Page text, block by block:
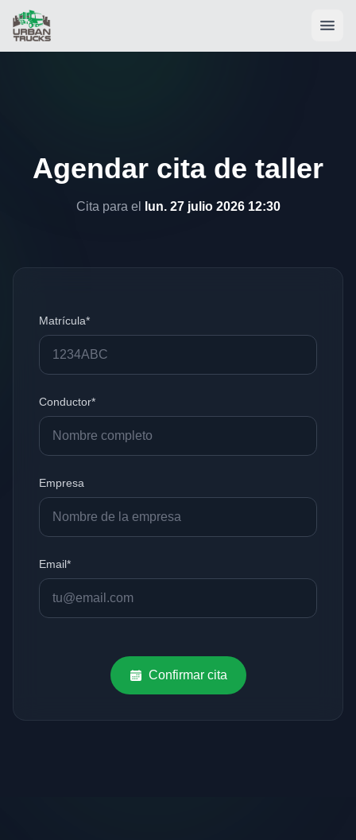
Agendar cita de taller
Cita para el lun. 27 julio 2026 12:30
Matrícula*
Conductor*
Empresa
Email*
Confirmar cita